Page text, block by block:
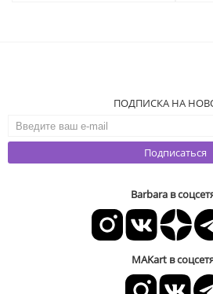
ПОДПИСКА НА
Подписаться
Barbara в
MAKart в